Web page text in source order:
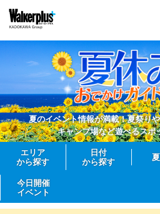
夏のイベント情報が満載！夏祭り
キャンプ場など遊べるスポ
エリア
から探す
日付
から探す
今日開催
イベント